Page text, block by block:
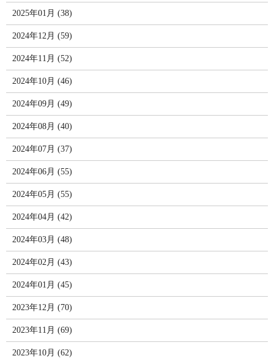
2025年01月 (38)
2024年12月 (59)
2024年11月 (52)
2024年10月 (46)
2024年09月 (49)
2024年08月 (40)
2024年07月 (37)
2024年06月 (55)
2024年05月 (55)
2024年04月 (42)
2024年03月 (48)
2024年02月 (43)
2024年01月 (45)
2023年12月 (70)
2023年11月 (69)
2023年10月 (62)